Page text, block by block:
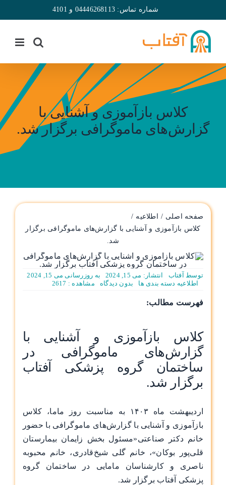
به
محتوا
شماره تماس: 04446268113 و 4101
کلاس‌ بازآموزی و آشنایی با
گزار‌ش‌های ماموگرافی برگزار شد.
صفحه اصلی
اطلاعیه
کلاس‌ بازآموزی و آشنایی با گزار‌ش‌های ماموگرافی برگزار
شد.
توسط آفتاب انتشار: می 15, 2024
به روزرسانی می 15, 2024
اطلاعیه دسته بندی ها بدون ديدگاه on
گزار‌ش‌های
ماموگرافی
برگزار
شد.
مشاهده : 2617
فهرست مطالب:
کلاس‌ بازآموزی و آشنایی با
گزار‌ش‌های ماموگرافی در
ساختمان گروه پزشکی آفتاب
برگزار شد.
اردیبهشت ماه ۱۴۰۳ به مناسبت روز ماما، کلاس‌
بازآموزی و آشنایی با گزارش‌های ماموگرافی با حضور
خانم دکتر صناعتی«مسئول بخش زایمان بیمارستان
قلی‌پور بوکان»، خانم گلی شیخ‌قادری، خانم محبوبه
ناصری و کارشناسان مامایی در ساختمان گروه
پزشکی آفتاب برگزار شد.